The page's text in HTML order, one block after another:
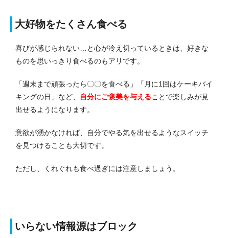
大好物をたくさん食べる
喜びが感じられない…と心が冷え切っているときは、好きな
ものを思いっきり食べるのもアリです。
「週末まで頑張ったら〇〇を食べる」「月に1回はケーキバイ
キングの日」など、
自分にご褒美を与えることで楽しみが見
出せるようになります。
意欲が湧かなければ、自分でやる気を出せるようなスイッチ
を見つけることも大切です。
ただし、くれぐれも食べ過ぎには注意しましょう。
いらない情報源はブロック